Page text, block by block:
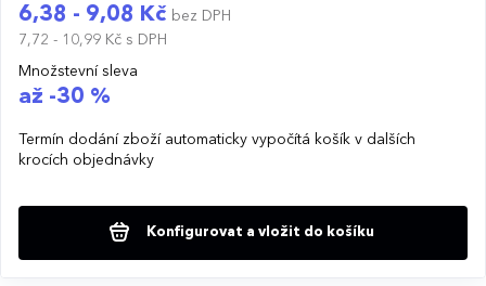
6,38 - 9,08 Kč bez DPH
7,72 - 10,99 Kč s DPH
Množstevní sleva
až -30 %
Termín dodání zboží automaticky vypočítá košík v dalších
krocích objednávky
Konfigurovat a vložit do košíku